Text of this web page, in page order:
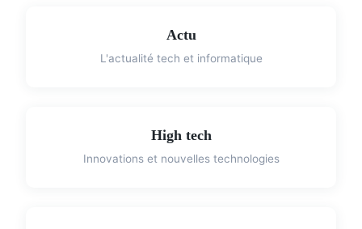
Actu
L'actualité tech et informatique
High tech
Innovations et nouvelles technologies